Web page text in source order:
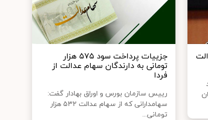
جزییات پرداخت سود ۵۷۵ هزار
تومانی به دارندگان سهام عدالت از
فردا
رییس سازمان بورس و اوراق بهادار گفت:
سهامدارانی که از سهام عدالت ۵۳۲ هزار
تومانی...